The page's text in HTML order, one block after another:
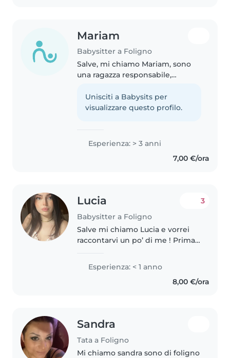
Mariam
Babysitter a Foligno
Salve, mi chiamo Mariam, sono
una ragazza responsabile,
non ho ancora esperienza
professionale, sono abituata a
Unisciti a Babysits per
visualizzare questo profilo.
Esperienza: > 3 anni
7,00 €/ora
Lucia
Babysitter a Foligno
3
Salve mi chiamo Lucia e vorrei
raccontarvi un po’ di me ! Prima
e trovo davvero appagante
passare del tempo con loro,
giocare e contribuire alla..
Esperienza: < 1 anno
8,00 €/ora
Sandra
Tata a Foligno
Mi chiamo sandra sono di foligno